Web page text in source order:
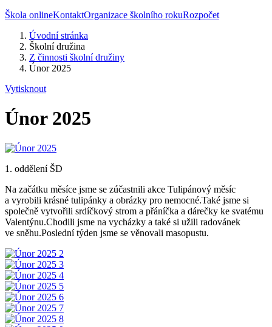
Škola onlineKontaktOrganizace školního rokuRozpočet
Úvodní stránka
Školní družina
Z činnosti školní družiny
Únor 2025
Vytisknout
Únor 2025
1. oddělení ŠD
Na začátku měsíce jsme se zúčastnili akce Tulipánový měsíc
a vyrobili krásné tulipánky a obrázky pro nemocné.Také jsme si
společně vytvořili srdíčkový strom a přáníčka a dárečky ke svatému
Valentýnu.Chodili jsme na vycházky a také si užili radovánek
ve sněhu.Poslední týden jsme se věnovali masopustu.